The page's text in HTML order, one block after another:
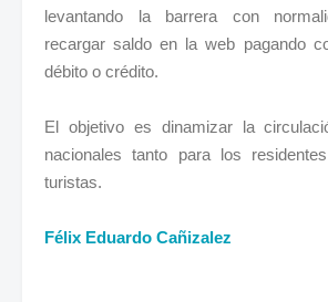
levantando la barrera con
recargar saldo en la web pagando
débito o crédito.
El objetivo es dinamizar la
nacionales tanto para los
turistas.
Félix Eduardo Cañizalez